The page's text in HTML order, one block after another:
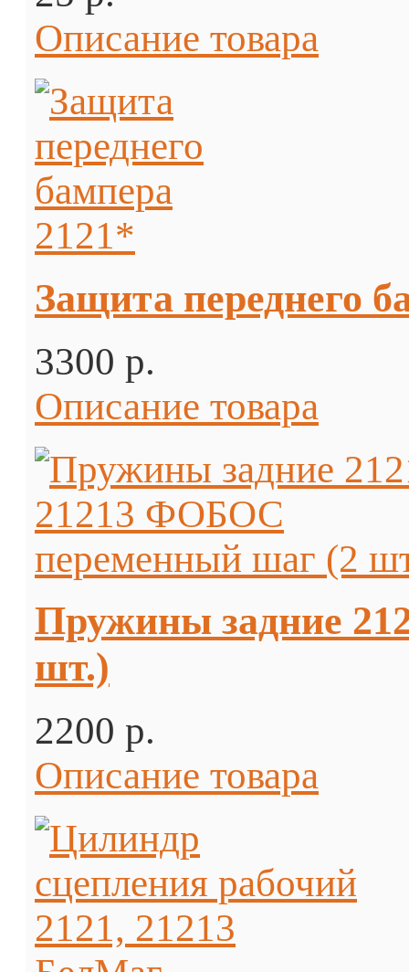
Описание товара
Защита переднего
3300 p.
Описание товара
Пружины задние
шт.)
2200 p.
Описание товара